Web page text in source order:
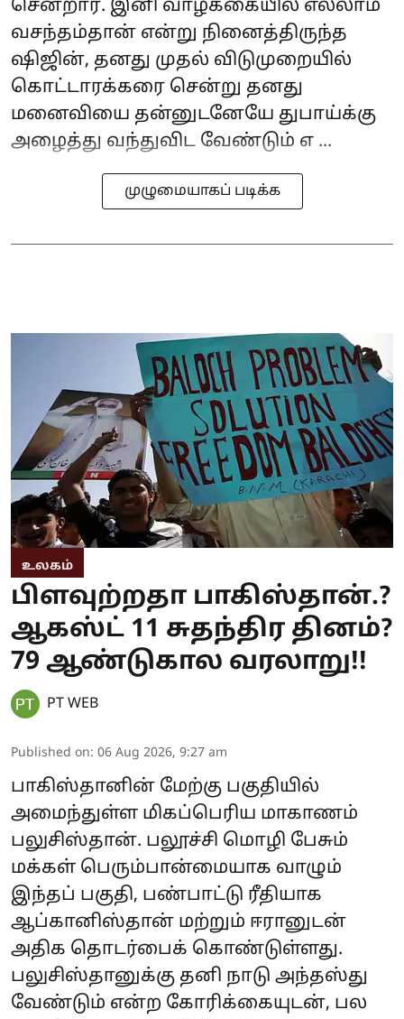
சென்றார். இனி வாழ்க்கையில் எல்லாம்
வசந்தம்தான் என்று நினைத்திருந்த
ஷிஜின், தனது முதல் விடுமுறையில்
கொட்டாரக்கரை சென்று தனது
மனைவியை தன்னுடனேயே துபாய்க்கு
அழைத்து வந்துவிட வேண்டும் எ ...
முழுமையாகப் படிக்க
உலகம்
பிளவுற்றதா பாகிஸ்தான்.?
ஆகஸ்ட் 11 சுதந்திர தினம்?
79 ஆண்டுகால வரலாறு!!
PT WEB
Published on: 06 Aug 2026, 9:27 am
பாகிஸ்தானின் மேற்கு பகுதியில்
அமைந்துள்ள மிகப்பெரிய மாகாணம்
பலுசிஸ்தான். பலூச்சி மொழி பேசும்
மக்கள் பெரும்பான்மையாக வாழும்
இந்தப் பகுதி, பண்பாட்டு ரீதியாக
ஆப்கானிஸ்தான் மற்றும் ஈரானுடன்
அதிக தொடர்பைக் கொண்டுள்ளது.
பலுசிஸ்தானுக்கு தனி நாடு அந்தஸ்து
வேண்டும் என்ற கோரிக்கையுடன், பல